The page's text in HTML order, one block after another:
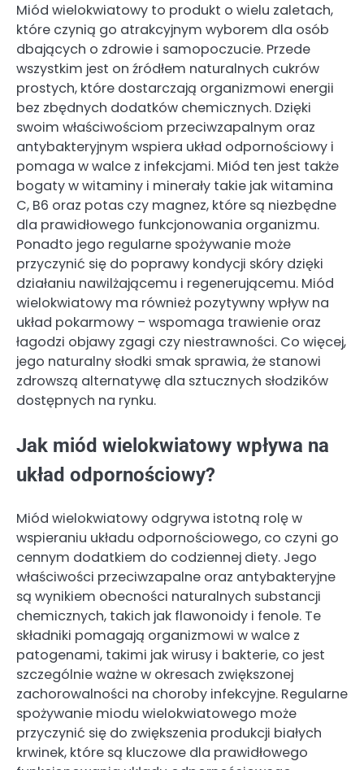
Miód wielokwiatowy to produkt o wielu zaletach,
które czynią go atrakcyjnym wyborem dla osób
dbających o zdrowie i samopoczucie. Przede
wszystkim jest on źródłem naturalnych cukrów
prostych, które dostarczają organizmowi energii
bez zbędnych dodatków chemicznych. Dzięki
swoim właściwościom przeciwzapalnym oraz
antybakteryjnym wspiera układ odpornościowy i
pomaga w walce z infekcjami. Miód ten jest także
bogaty w witaminy i minerały takie jak witamina
C, B6 oraz potas czy magnez, które są niezbędne
dla prawidłowego funkcjonowania organizmu.
Ponadto jego regularne spożywanie może
przyczynić się do poprawy kondycji skóry dzięki
działaniu nawilżającemu i regenerującemu. Miód
wielokwiatowy ma również pozytywny wpływ na
układ pokarmowy – wspomaga trawienie oraz
łagodzi objawy zgagi czy niestrawności. Co więcej,
jego naturalny słodki smak sprawia, że stanowi
zdrowszą alternatywę dla sztucznych słodzików
dostępnych na rynku.
Jak miód wielokwiatowy wpływa na
układ odpornościowy?
Miód wielokwiatowy odgrywa istotną rolę w
wspieraniu układu odpornościowego, co czyni go
cennym dodatkiem do codziennej diety. Jego
właściwości przeciwzapalne oraz antybakteryjne
są wynikiem obecności naturalnych substancji
chemicznych, takich jak flawonoidy i fenole. Te
składniki pomagają organizmowi w walce z
patogenami, takimi jak wirusy i bakterie, co jest
szczególnie ważne w okresach zwiększonej
zachorowalności na choroby infekcyjne. Regularne
spożywanie miodu wielokwiatowego może
przyczynić się do zwiększenia produkcji białych
krwinek, które są kluczowe dla prawidłowego